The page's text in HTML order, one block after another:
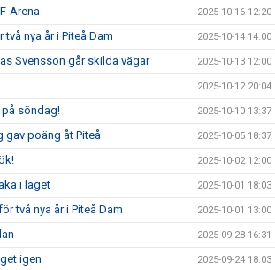
Arena 2025-10-16 12:20
nya år i Piteå Dam 2025-10-14 14:00
Svensson går skilda vägar 2025-10-13 12:00
2025-10-12 20:04
söndag! 2025-10-10 13:37
poäng åt Piteå 2025-10-05 18:37
2025-10-02 12:00
i laget 2025-10-01 18:03
två nya år i Piteå Dam 2025-10-01 13:00
2025-09-28 16:31
igen 2025-09-24 18:03